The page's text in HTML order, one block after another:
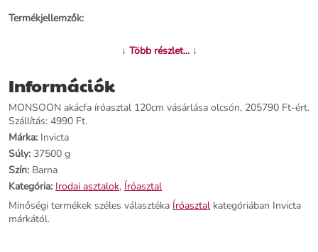
Termékjellemzők:
MONSOON akácfa íróasztal 120cm
Kategória:Íróasztal
Tömeg:37500 g
Szín:Barna
Szállítási díj:
Előnyök:
Kifinomult design:Egyszerű vonalvezetése és vintage hangulata
tökéletes kiegészítője lesz otthonodnak.
Kézműves munka:
↓ Több részlet... ↓
Információk
MONSOON akácfa íróasztal 120cm vásárlása olcsón, 205790 Ft-ért.
Szállítás: 4990 Ft.
Márka: Invicta
Súly: 37500 g
Szín: Barna
Kategória: Irodai asztalok, Íróasztal
Minőségi termékek széles választéka Íróasztal kategóriában Invicta
márkától.